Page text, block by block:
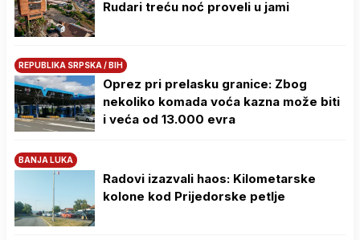
Rudari treću noć proveli u jami
REPUBLIKA SRPSKA / BIH
Oprez pri prelasku granice: Zbog
nekoliko komada voća kazna može biti
i veća od 13.000 evra
BANJA LUKA
Radovi izazvali haos: Kilometarske
kolone kod Prijedorske petlje